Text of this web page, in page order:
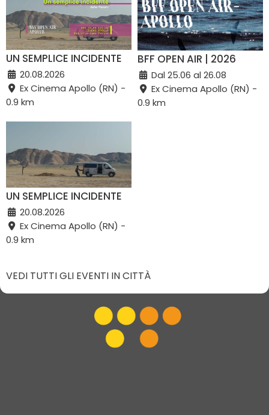
UN SEMPLICE INCIDENTE
20.08.2026
Ex Cinema Apollo (RN) -
0.9 km
BFF OPEN AIR | 2026
Dal 25.06 al 26.08
Ex Cinema Apollo (RN) -
0.9 km
UN SEMPLICE INCIDENTE
20.08.2026
Ex Cinema Apollo (RN) -
0.9 km
VEDI TUTTI GLI EVENTI IN CITTÀ